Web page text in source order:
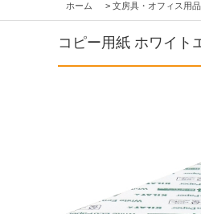
ホーム > 文房具・オフィス用品
コピー用紙 ホワイト